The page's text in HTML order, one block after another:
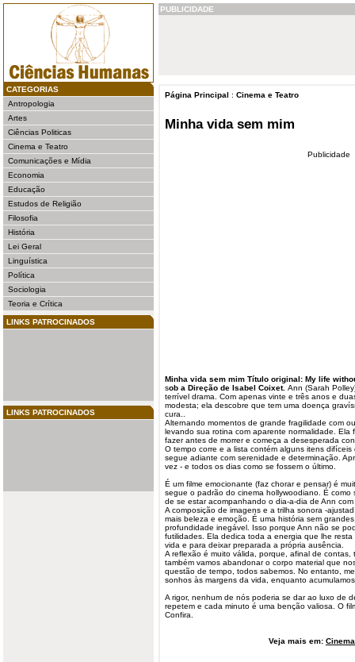
CATEGORIAS
Antropologia
Artes
Ciências Politicas
Cinema e Teatro
Comunicações e Mídia
Economia
Educação
Estudos de Religião
Filosofia
História
Lei Geral
Linguística
Política
Sociologia
Teoria e Crítica
LINKS PATROCINADOS
LINKS PATROCINADOS
PUBLICIDADE
Página Principal : Cinema e Teatro
Minha vida sem mim
Publicidade
Minha vida sem mim Título original: My life
sob a Direção de Isabel Coixet. Ann (Sarah
terrível drama. Com apenas vinte e três anos e
modesta; ela descobre que tem uma doença
cura..
Alternando momentos de grande fragilidade com
levando sua rotina com aparente normalidade. Ela
fazer antes de morrer e começa a desesperada
O tempo corre e a lista contém alguns itens
segue adiante com serenidade e determinação.
vez - e todos os dias como se fossem o último.
É um filme emocionante (faz chorar e pensar) é
segue o padrão do cinema hollywoodiano. É
de se estar acompanhando o dia-a-dia de Ann
A composição de imagens e a trilha sonora -
mais beleza e emoção. É uma história sem
profundidade inegável. Isso porque Ann não se
futilidades. Ela dedica toda a energia que lhe
vida e para deixar preparada a própria ausência.
A reflexão é muito válida, porque, afinal de
também vamos abandonar o corpo material que
questão de tempo, todos sabemos. No entanto,
sonhos às margens da vida, enquanto
A rigor, nenhum de nós poderia se dar ao luxo de
repetem e cada minuto é uma benção valiosa. O
Confira.
Veja mais em: